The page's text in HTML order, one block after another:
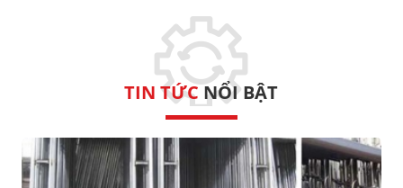
TIN TỨCNỔI BẬT